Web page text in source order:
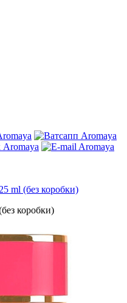
ml (без коробки)
коробки)